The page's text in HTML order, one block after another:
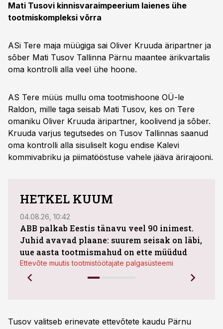
Mati Tusovi kinnisvaraimpeerium laienes ühe
tootmiskompleksi võrra
ASi Tere maja müügiga sai Oliver Kruuda äripartner ja
sõber Mati Tusov Tallinna Pärnu maantee ärikvartalis
oma kontrolli alla veel ühe hoone.
AS Tere müüs mullu oma tootmishoone OÜ-le
Raldon, mille taga seisab Mati Tusov, kes on Tere
omaniku Oliver Kruuda äripartner, koolivend ja sõber.
Kruuda varjus tegutsedes on Tusov Tallinnas saanud
oma kontrolli alla sisuliselt kogu endise Kalevi
kommivabriku ja piimatööstuse vahele jääva ärirajooni.
HETKEL KUUM
04.08.26, 10:42
ABB palkab Eestis tänavu veel 90 inimest.
Juhid avavad plaane: suurem seisak on läbi,
uue aasta tootmismahud on ette müüdud
Ettevõte muutis tootmistöötajate palgasüsteemi
Tusov valitseb erinevate ettevõtete kaudu Pärnu